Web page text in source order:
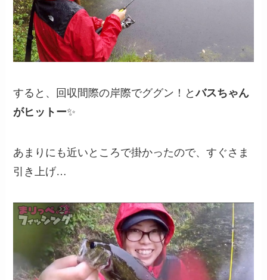
すると、回収間際の岸際でググン！とバスちゃん
がヒットー✨
あまりにも近いところで掛かったので、すぐさま
引き上げ…